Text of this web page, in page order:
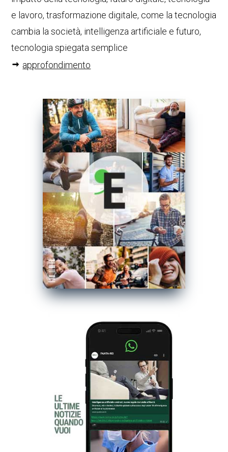
e lavoro, trasformazione digitale, come la tecnologia
cambia la società, intelligenza artificiale e futuro,
tecnologia spiegata semplice
approfondimento